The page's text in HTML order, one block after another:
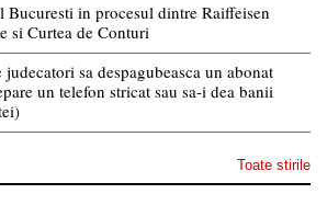
in procesul dintre Raiffeisen
si Curtea de Conturi
sa despagubeasca un abonat
un telefon stricat sau sa-i dea banii
Toate stirile